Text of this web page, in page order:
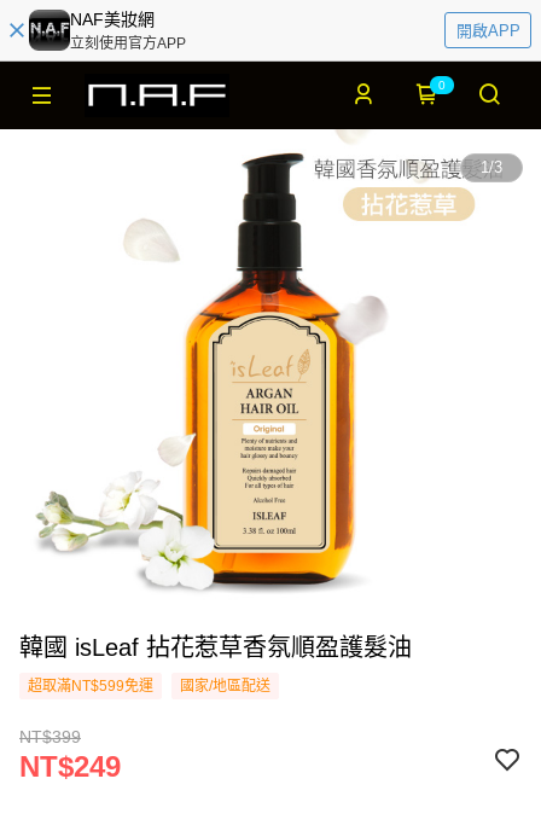
NAF美妝網
立刻使用官方APP
開啟APP
0
1/3
韓國 isLeaf 拈花惹草香氛順盈護髮油
超取滿NT$599免運 國家/地區配送
NT$399
NT$249